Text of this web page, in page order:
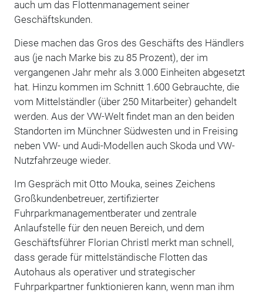
auch um das Flottenmanagement seiner
Geschäftskunden.
Diese machen das Gros des Geschäfts des Händlers
aus (je nach Marke bis zu 85 Prozent), der im
vergangenen Jahr mehr als 3.000 Einheiten abgesetzt
hat. Hinzu kommen im Schnitt 1.600 Gebrauchte, die
vom Mittelständler (über 250 Mitarbeiter) gehandelt
werden. Aus der VW-Welt findet man an den beiden
Standorten im Münchner Südwesten und in Freising
neben VW- und Audi-Modellen auch Skoda und VW-
Nutzfahrzeuge wieder.
Im Gespräch mit Otto Mouka, seines Zeichens
Großkundenbetreuer, zertifizierter
Fuhrparkmanagementberater und zentrale
Anlaufstelle für den neuen Bereich, und dem
Geschäftsführer Florian Christl merkt man schnell,
dass gerade für mittelständische Flotten das
Autohaus als operativer und strategischer
Fuhrparkpartner funktionieren kann, wenn man ihm